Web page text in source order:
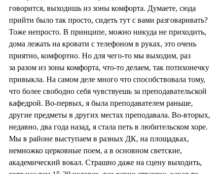
говорится, выходишь из зоны комфорта. Думаете, сюда
прийти было так просто, сидеть тут с вами разговаривать?
Тоже непросто. В принципе, можно никуда не приходить,
дома лежать на кровати с телефоном в руках, это очень
приятно, комфортно. Но для чего-то мы выходим, раз
за разом из зоны комфорта, что-то делаем, так потихонечку
привыкла. На самом деле много что способствовала тому,
что более свободно себя чувствуешь за преподавательской
кафедрой. Во-первых, я была преподавателем раньше,
другие предметы в других местах преподавала. Во-вторых,
недавно, два года назад, я стала петь в любительском хоре.
Мы в районе выступаем в разных ДК, на площадках,
немножко церковные поем, а в основном светские,
академический вокал. Страшно даже на сцену выходить,